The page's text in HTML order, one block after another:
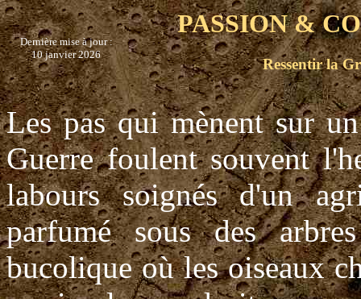
Dernière mise à jour :
10 janvier 2026
PASSION &
Ressentir la
Les pas qui mènent sur
Guerre foulent souvent
labours soignés d'un
parfumé sous des
bucolique où les oiseaux